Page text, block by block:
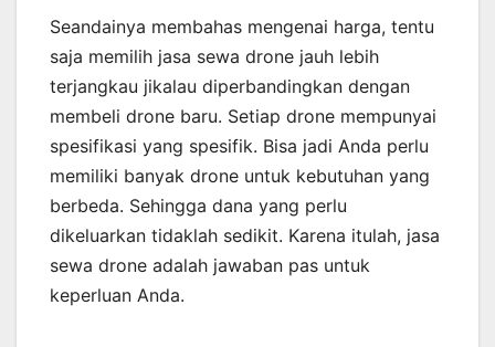
Seandainya membahas mengenai harga, tentu
saja memilih jasa sewa drone jauh lebih
terjangkau jikalau diperbandingkan dengan
membeli drone baru. Setiap drone mempunyai
spesifikasi yang spesifik. Bisa jadi Anda perlu
memiliki banyak drone untuk kebutuhan yang
berbeda. Sehingga dana yang perlu
dikeluarkan tidaklah sedikit. Karena itulah, jasa
sewa drone adalah jawaban pas untuk
keperluan Anda.